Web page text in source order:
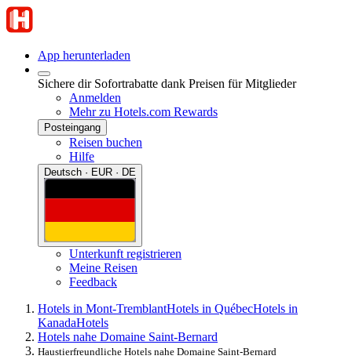
App herunterladen
Sichere dir Sofortrabatte dank Preisen für Mitglieder
Anmelden
Mehr zu Hotels.com Rewards
Posteingang
Reisen buchen
Hilfe
Deutsch · EUR · DE
Unterkunft registrieren
Meine Reisen
Feedback
Hotels in Mont-TremblantHotels in QuébecHotels in
KanadaHotels
Hotels nahe Domaine Saint-Bernard
Haustierfreundliche Hotels nahe Domaine Saint-Bernard